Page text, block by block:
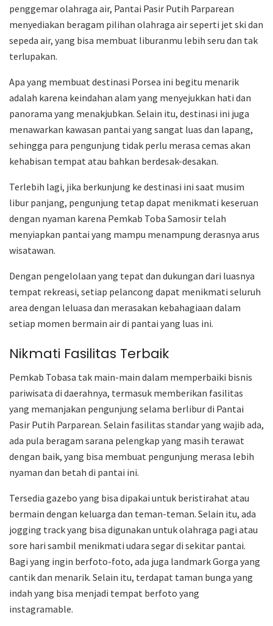
penggemar olahraga air, Pantai Pasir Putih Parparean
menyediakan beragam pilihan olahraga air seperti jet ski dan
sepeda air, yang bisa membuat liburanmu lebih seru dan tak
terlupakan.
Apa yang membuat destinasi Porsea ini begitu menarik
adalah karena keindahan alam yang menyejukkan hati dan
panorama yang menakjubkan. Selain itu, destinasi ini juga
menawarkan kawasan pantai yang sangat luas dan lapang,
sehingga para pengunjung tidak perlu merasa cemas akan
kehabisan tempat atau bahkan berdesak-desakan.
Terlebih lagi, jika berkunjung ke destinasi ini saat musim
libur panjang, pengunjung tetap dapat menikmati keseruan
dengan nyaman karena Pemkab Toba Samosir telah
menyiapkan pantai yang mampu menampung derasnya arus
wisatawan.
Dengan pengelolaan yang tepat dan dukungan dari luasnya
tempat rekreasi, setiap pelancong dapat menikmati seluruh
area dengan leluasa dan merasakan kebahagiaan dalam
setiap momen bermain air di pantai yang luas ini.
Nikmati Fasilitas Terbaik
Pemkab Tobasa tak main-main dalam memperbaiki bisnis
pariwisata di daerahnya, termasuk memberikan fasilitas
yang memanjakan pengunjung selama berlibur di Pantai
Pasir Putih Parparean. Selain fasilitas standar yang wajib ada,
ada pula beragam sarana pelengkap yang masih terawat
dengan baik, yang bisa membuat pengunjung merasa lebih
nyaman dan betah di pantai ini.
Tersedia gazebo yang bisa dipakai untuk beristirahat atau
bermain dengan keluarga dan teman-teman. Selain itu, ada
jogging track yang bisa digunakan untuk olahraga pagi atau
sore hari sambil menikmati udara segar di sekitar pantai.
Bagi yang ingin berfoto-foto, ada juga landmark Gorga yang
cantik dan menarik. Selain itu, terdapat taman bunga yang
indah yang bisa menjadi tempat berfoto yang
instagramable.